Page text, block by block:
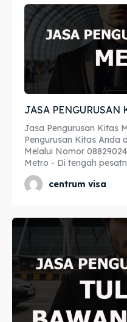
Legalisir
Apostille
Penerjemah
Asuransi
Blog
Legalisir
Apostille
Penerjemah
Asuransi
Blog
JASA PENGURUSAN
Jasa Pengurusan Kitas
Pengurusan Kitas Anda
Melalui Nomor 088290247542 Jasa
Metro - Di tengah
centrum visa